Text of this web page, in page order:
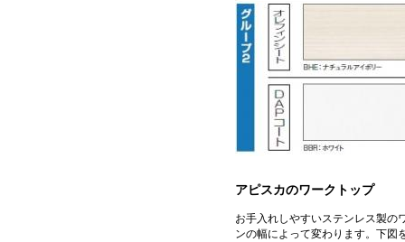
アピスカのワークトップ
お手入れしやすいステンレス製の
ンの幅によって変わります。下図